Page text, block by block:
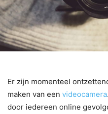
Er zijn momenteel
maken van een videocamera
door iedereen online